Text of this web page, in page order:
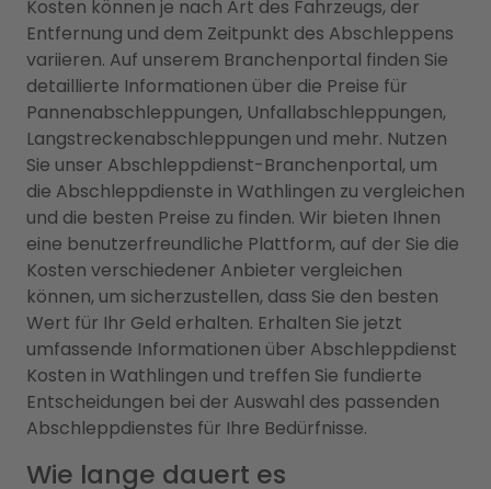
Kosten können je nach Art des Fahrzeugs, der
Entfernung und dem Zeitpunkt des Abschleppens
variieren. Auf unserem Branchenportal finden Sie
detaillierte Informationen über die Preise für
Pannenabschleppungen, Unfallabschleppungen,
Langstreckenabschleppungen und mehr. Nutzen
Sie unser Abschleppdienst-Branchenportal, um
die Abschleppdienste in Wathlingen zu vergleichen
und die besten Preise zu finden. Wir bieten Ihnen
eine benutzerfreundliche Plattform, auf der Sie die
Kosten verschiedener Anbieter vergleichen
können, um sicherzustellen, dass Sie den besten
Wert für Ihr Geld erhalten. Erhalten Sie jetzt
umfassende Informationen über Abschleppdienst
Kosten in Wathlingen und treffen Sie fundierte
Entscheidungen bei der Auswahl des passenden
Abschleppdienstes für Ihre Bedürfnisse.
Wie lange dauert es